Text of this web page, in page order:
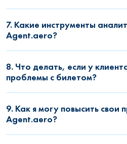
7. Какие инструменты
Agent.aero?
8. Что делать, если у
проблемы с билетом?
9. Как я могу повысить свои
Agent.aero?